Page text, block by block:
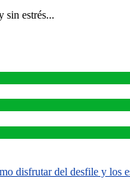
sin estrés...
disfrutar del desfile y los